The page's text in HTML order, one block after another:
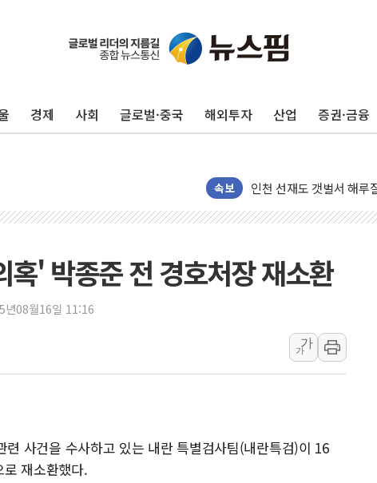
경제 사회 글로벌·중국 해외투자 산업 증권·금융
속보
여수 오동도 인근 해상
추미애, '위안부' 피해자
인천서 말다툼 중 어머니
'화합' 꺼낸 김민석에 '뻔
동해중부 전 해상 풍랑
연일 폭염에 온열질환
中 전방위 아파트 부양,
인제 용대리 계곡서 수
동해시, 11~14일 '별똥
강원 중·남부 동해안 시
청양 밭에서 일하던 90
폭염에 車 운전면허 기
李대통령, 'ISA·주가누
' 박종준 전 경호처장 재소환
년08월16일 11:16
가
가
사건을 수사하고 있는 내란 특별검사팀(내란특검)이 16
재소환했다.